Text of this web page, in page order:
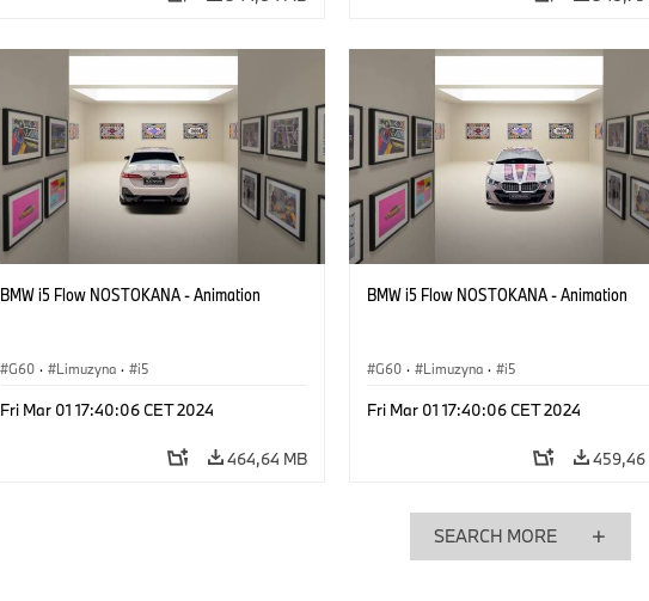
BMW i5 Flow NOSTOKANA - Animation
G60 · Limuzyna · i5
Fri Mar 01 17:40:06 CET 2024
464,64 MB
BMW i5 Flow NOSTOKANA - Animation
G60 · Limuzyna · i5
Fri Mar 01 17:40:06 CET 2024
459,46
SEARCH MORE